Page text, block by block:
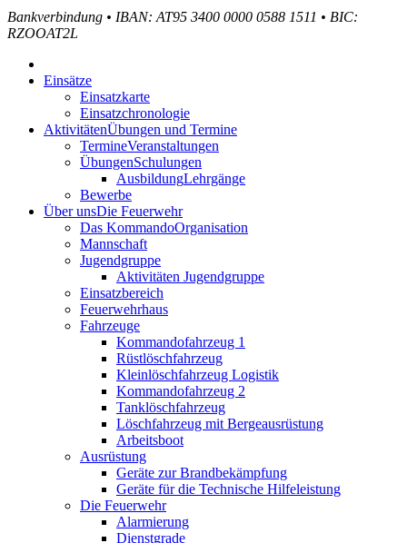
Bankverbindung • IBAN: AT95 3400 0000 0588 1511 • BIC:
RZOOAT2L
Einsätze
Einsatzkarte
Einsatzchronologie
AktivitätenÜbungen und Termine
TermineVeranstaltungen
ÜbungenSchulungen
AusbildungLehrgänge
Bewerbe
Über unsDie Feuerwehr
Das KommandoOrganisation
Mannschaft
Jugendgruppe
Aktivitäten Jugendgruppe
Einsatzbereich
Feuerwehrhaus
Fahrzeuge
Kommandofahrzeug 1
Rüstlöschfahrzeug
Kleinlöschfahrzeug Logistik
Kommandofahrzeug 2
Tanklöschfahrzeug
Löschfahrzeug mit Bergeausrüstung
Arbeitsboot
Ausrüstung
Geräte zur Brandbekämpfung
Geräte für die Technische Hilfeleistung
Die Feuerwehr
Alarmierung
Dienstgrade